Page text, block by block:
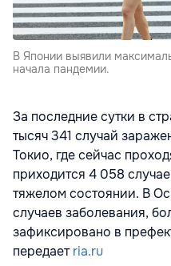
В Японии выявили
начала пандемии.
За последние сутки в
тысяч 341 случай
Токио, где сейчас
приходится 4 058
тяжелом состоянии. В
случаев заболевания,
зафиксировано в
передаетria.ru